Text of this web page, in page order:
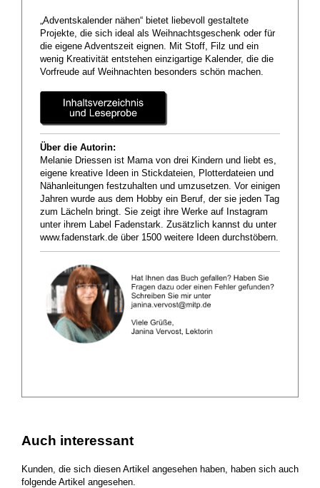
„Adventskalender nähen“ bietet liebevoll gestaltete
Projekte, die sich ideal als Weihnachtsgeschenk oder für
die eigene Adventszeit eignen. Mit Stoff, Filz und ein
wenig Kreativität entstehen einzigartige Kalender, die die
Vorfreude auf Weihnachten besonders schön machen.
Über die Autorin:
Melanie Driessen ist Mama von drei Kindern und liebt es,
eigene kreative Ideen in Stickdateien, Plotterdateien und
Nähanleitungen festzuhalten und umzusetzen. Vor einigen
Jahren wurde aus dem Hobby ein Beruf, der sie jeden Tag
zum Lächeln bringt. Sie zeigt ihre Werke auf Instagram
unter ihrem Label Fadenstark. Zusätzlich kannst du unter
www.fadenstark.de über 1500 weitere Ideen durchstöbern.
Auch interessant
Kunden, die sich diesen Artikel angesehen haben, haben sich auch
folgende Artikel angesehen.